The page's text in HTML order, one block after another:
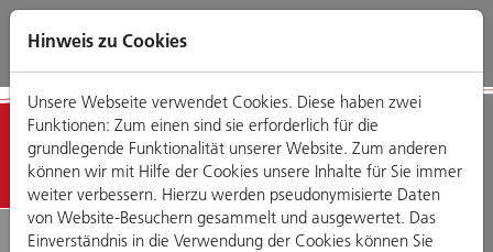
Direkt
zum
Zum
Hauptmenü
Zum
Footermenü
Zur
Website-
Geschäfte
Hinweis zu Cookies
Unsere Webseite verwendet Cookies. Diese haben zwei
Funktionen: Zum einen sind sie erforderlich für die
grundlegende Funktionalität unserer Website. Zum anderen
können wir mit Hilfe der Cookies unsere Inhalte für Sie immer
weiter verbessern. Hierzu werden pseudonymisierte Daten
von Website-Besuchern gesammelt und ausgewertet. Das
Einverständnis in die Verwendung der Cookies können Sie